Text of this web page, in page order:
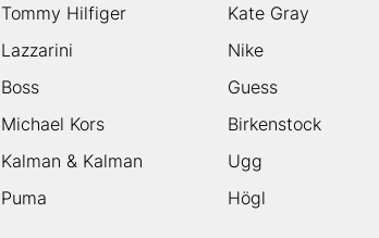
Tommy Hilfiger Kate Gray
Lazzarini
Nike
Boss
Guess
Michael Kors
Birkenstock
Kalman & Kalman
Ugg
Puma
Högl